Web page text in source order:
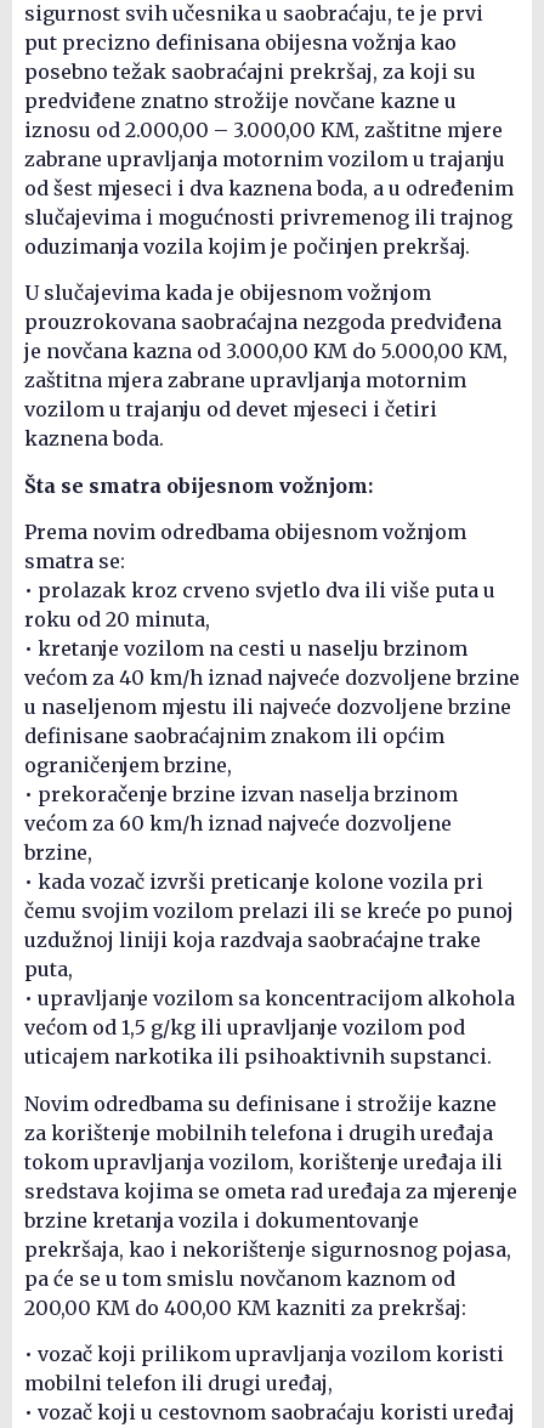
sigurnost svih učesnika u saobraćaju, te je prvi
put precizno definisana obijesna vožnja kao
posebno težak saobraćajni prekršaj, za koji su
predviđene znatno strožije novčane kazne u
iznosu od 2.000,00 – 3.000,00 KM, zaštitne mjere
zabrane upravljanja motornim vozilom u trajanju
od šest mjeseci i dva kaznena boda, a u određenim
slučajevima i mogućnosti privremenog ili trajnog
oduzimanja vozila kojim je počinjen prekršaj.
U slučajevima kada je obijesnom vožnjom
prouzrokovana saobraćajna nezgoda predviđena
je novčana kazna od 3.000,00 KM do 5.000,00 KM,
zaštitna mjera zabrane upravljanja motornim
vozilom u trajanju od devet mjeseci i četiri
kaznena boda.
Šta se smatra obijesnom vožnjom:
Prema novim odredbama obijesnom vožnjom
smatra se:
• prolazak kroz crveno svjetlo dva ili više puta u
roku od 20 minuta,
• kretanje vozilom na cesti u naselju brzinom
većom za 40 km/h iznad najveće dozvoljene brzine
u naseljenom mjestu ili najveće dozvoljene brzine
definisane saobraćajnim znakom ili općim
ograničenjem brzine,
• prekoračenje brzine izvan naselja brzinom
većom za 60 km/h iznad najveće dozvoljene
brzine,
• kada vozač izvrši preticanje kolone vozila pri
čemu svojim vozilom prelazi ili se kreće po punoj
uzdužnoj liniji koja razdvaja saobraćajne trake
puta,
• upravljanje vozilom sa koncentracijom alkohola
većom od 1,5 g/kg ili upravljanje vozilom pod
uticajem narkotika ili psihoaktivnih supstanci.
Novim odredbama su definisane i strožije kazne
za korištenje mobilnih telefona i drugih uređaja
tokom upravljanja vozilom, korištenje uređaja ili
sredstava kojima se ometa rad uređaja za mjerenje
brzine kretanja vozila i dokumentovanje
prekršaja, kao i nekorištenje sigurnosnog pojasa,
pa će se u tom smislu novčanom kaznom od
200,00 KM do 400,00 KM kazniti za prekršaj:
• vozač koji prilikom upravljanja vozilom koristi
mobilni telefon ili drugi uređaj,
• vozač koji u cestovnom saobraćaju koristi uređaj